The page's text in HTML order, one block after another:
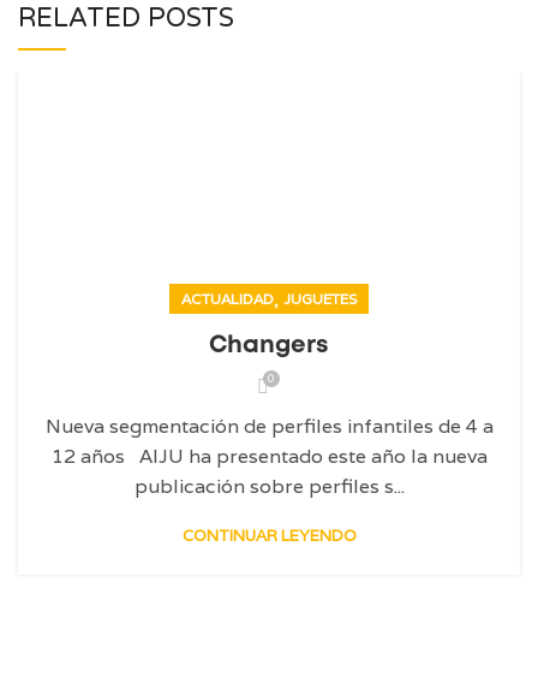
RELATED POSTS
ACTUALIDAD, JUGUETES
Changers
0
Nueva segmentación de perfiles infantiles de 4 a
12 años AIJU ha presentado este año la nueva
publicación sobre perfiles s...
CONTINUAR LEYENDO